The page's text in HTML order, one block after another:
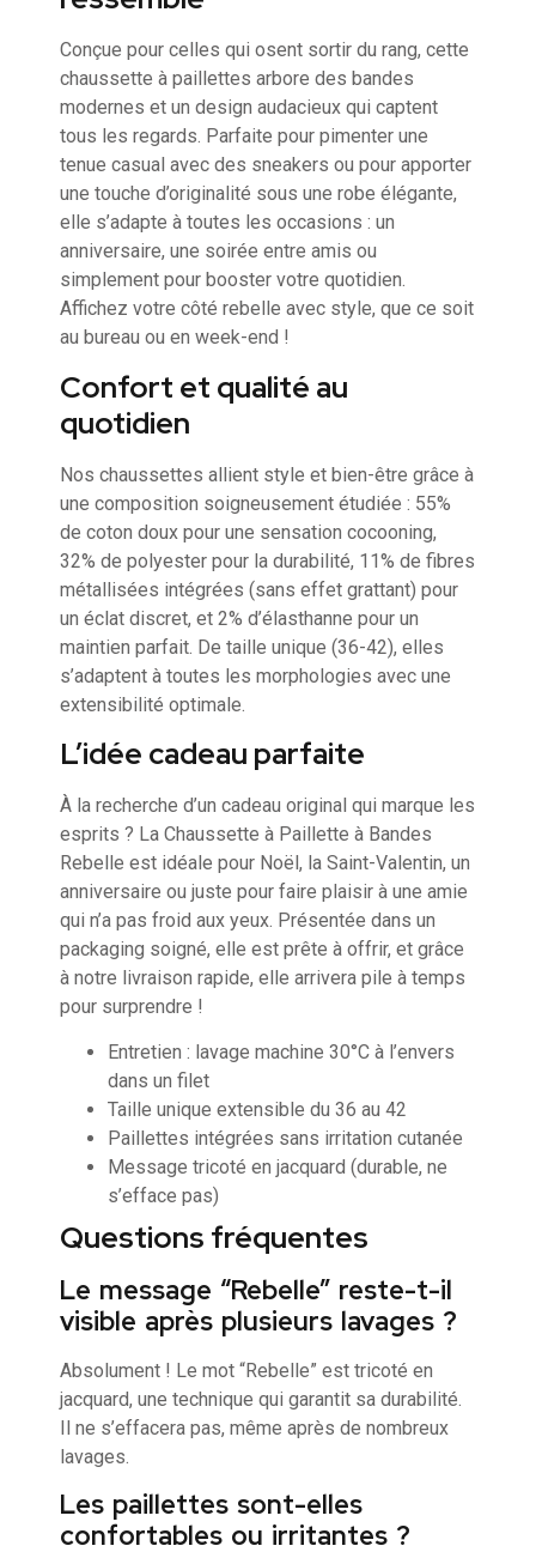
Conçue pour celles qui osent sortir du rang, cette
chaussette à paillettes arbore des bandes
modernes et un design audacieux qui captent
tous les regards. Parfaite pour pimenter une
tenue casual avec des sneakers ou pour apporter
une touche d’originalité sous une robe élégante,
elle s’adapte à toutes les occasions : un
anniversaire, une soirée entre amis ou
simplement pour booster votre quotidien.
Affichez votre côté rebelle avec style, que ce soit
au bureau ou en week-end !
Confort et qualité au
quotidien
Nos chaussettes allient style et bien-être grâce à
une composition soigneusement étudiée : 55%
de coton doux pour une sensation cocooning,
32% de polyester pour la durabilité, 11% de fibres
métallisées intégrées (sans effet grattant) pour
un éclat discret, et 2% d’élasthanne pour un
maintien parfait. De taille unique (36-42), elles
s’adaptent à toutes les morphologies avec une
extensibilité optimale.
L’idée cadeau parfaite
À la recherche d’un cadeau original qui marque les
esprits ? La Chaussette à Paillette à Bandes
Rebelle est idéale pour Noël, la Saint-Valentin, un
anniversaire ou juste pour faire plaisir à une amie
qui n’a pas froid aux yeux. Présentée dans un
packaging soigné, elle est prête à offrir, et grâce
à notre livraison rapide, elle arrivera pile à temps
pour surprendre !
Entretien : lavage machine 30°C à l’envers
dans un filet
Taille unique extensible du 36 au 42
Paillettes intégrées sans irritation cutanée
Message tricoté en jacquard (durable, ne
s’efface pas)
Questions fréquentes
Le message “Rebelle” reste-t-il
visible après plusieurs lavages ?
Absolument ! Le mot “Rebelle” est tricoté en
jacquard, une technique qui garantit sa durabilité.
Il ne s’effacera pas, même après de nombreux
lavages.
Les paillettes sont-elles
confortables ou irritantes ?